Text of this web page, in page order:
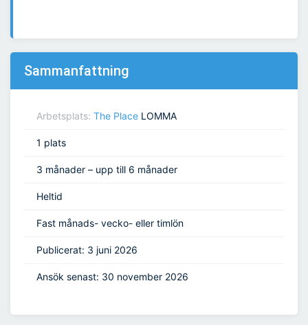
Sammanfattning
Arbetsplats: The Place LOMMA
1 plats
3 månader – upp till 6 månader
Heltid
Fast månads- vecko- eller timlön
Publicerat: 3 juni 2026
Ansök senast: 30 november 2026